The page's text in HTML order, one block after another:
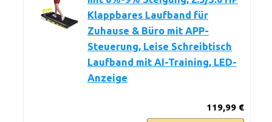
Klappbares Laufband für
Zuhause & Büro mit APP-
Steuerung, Leise Schreibtisch
Laufband mit AI-Training, LED-
Anzeige
119,99 €